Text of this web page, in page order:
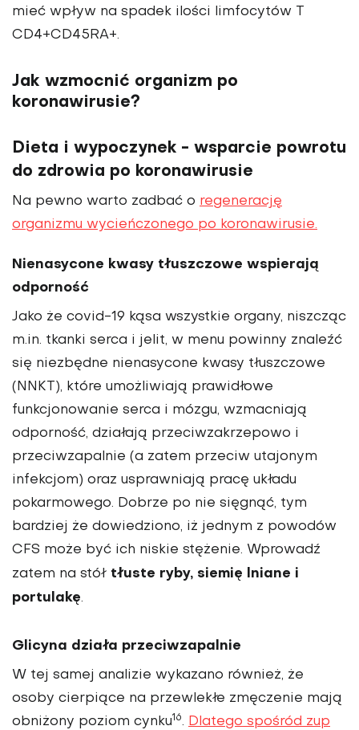
mieć wpływ na spadek ilości limfocytów T
CD4+CD45RA+.
Jak wzmocnić organizm po
koronawirusie?
Dieta i wypoczynek - wsparcie powrotu
do zdrowia po koronawirusie
Na pewno warto zadbać o regenerację
organizmu wycieńczonego po koronawirusie.
Nienasycone kwasy tłuszczowe wspierają
odporność
Jako że covid-19 kąsa wszystkie organy, niszcząc
m.in. tkanki serca i jelit, w menu powinny znaleźć
się niezbędne nienasycone kwasy tłuszczowe
(NNKT), które umożliwiają prawidłowe
funkcjonowanie serca i mózgu, wzmacniają
odporność, działają przeciwzakrzepowo i
przeciwzapalnie (a zatem przeciw utajonym
infekcjom) oraz usprawniają pracę układu
pokarmowego. Dobrze po nie sięgnąć, tym
bardziej że dowiedziono, iż jednym z powodów
CFS może być ich niskie stężenie. Wprowadź
zatem na stół tłuste ryby, siemię lniane i
portulakę.
Glicyna działa przeciwzapalnie
W tej samej analizie wykazano również, że
osoby cierpiące na przewlekłe zmęczenie mają
obniżony poziom cynku16. Dlatego spośród zup